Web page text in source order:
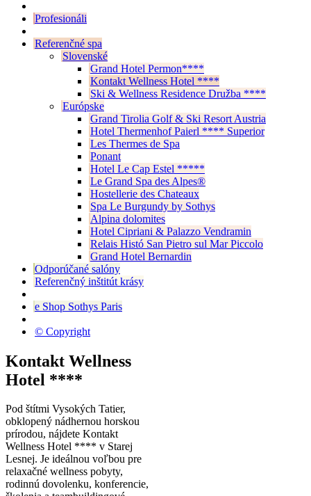
Profesionáli
Referenčné spa
Slovenské
Grand Hotel Permon****
Kontakt Wellness Hotel ****
Ski & Wellness Residence Družba ****
Európske
Grand Tirolia Golf & Ski Resort Austria
Hotel Thermenhof Paierl **** Superior
Les Thermes de Spa
Ponant
Hotel Le Cap Estel *****
Le Grand Spa des Alpes®
Hostellerie des Chateaux
Spa Le Burgundy by Sothys
Alpina dolomites
Hotel Cipriani & Palazzo Vendramin
Relais Histó San Pietro sul Mar Piccolo
Grand Hotel Bernardin
Odporúčané salóny
Referenčný inštitút krásy
e Shop Sothys Paris
© Copyright
Kontakt Wellness
Hotel ****
Pod štítmi Vysokých Tatier,
obklopený nádhernou horskou
prírodou, nájdete Kontakt
Wellness Hotel **** v Starej
Lesnej. Je ideálnou voľbou pre
relaxačné wellness pobyty,
rodinnú dovolenku, konferencie,